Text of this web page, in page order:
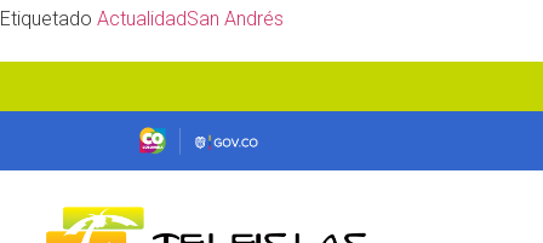
Etiquetado ActualidadSan Andrés